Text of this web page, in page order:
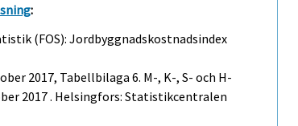
:
(FOS): Jordbyggnadskostnadsindex
2017, Tabellbilaga 6. M-, K-, S- och H-
2017 . Helsingfors: Statistikcentralen